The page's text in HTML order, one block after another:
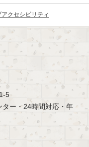
アクセシビリティ
5
ー・24時間対応・年